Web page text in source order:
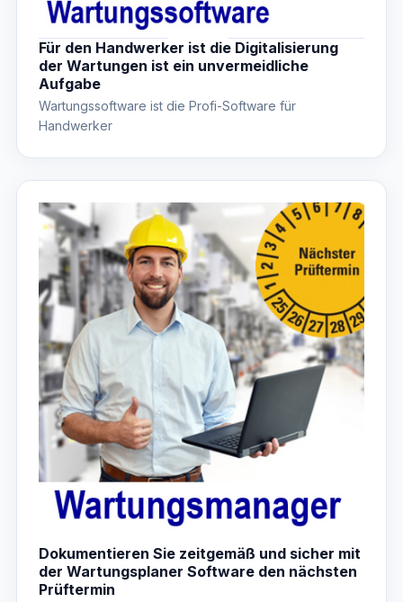
Für den Handwerker ist die Digitalisierung
der Wartungen ist ein unvermeidliche
Aufgabe
Wartungssoftware ist die Profi-Software für
Handwerker
Dokumentieren Sie zeitgemäß und sicher mit
der Wartungsplaner Software den nächsten
Prüftermin